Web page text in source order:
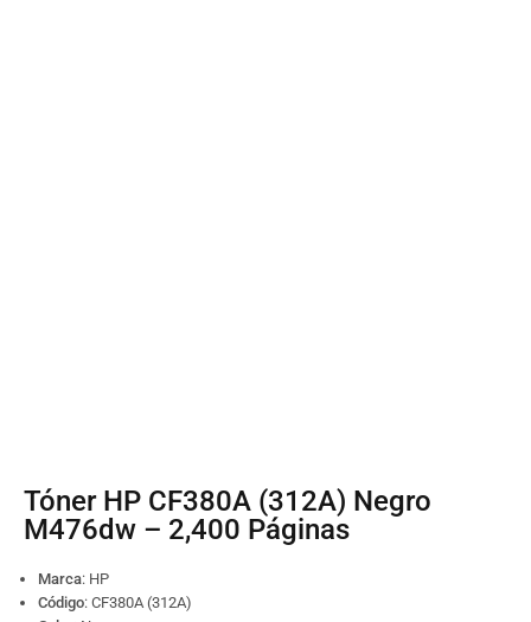
Tóner HP CF380A (312A) Negro
M476dw – 2,400 Páginas
Marca: HP
Código: CF380A (312A)